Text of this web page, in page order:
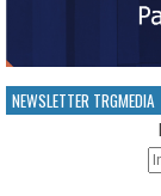
NEWSLETTER TRGMEDIA